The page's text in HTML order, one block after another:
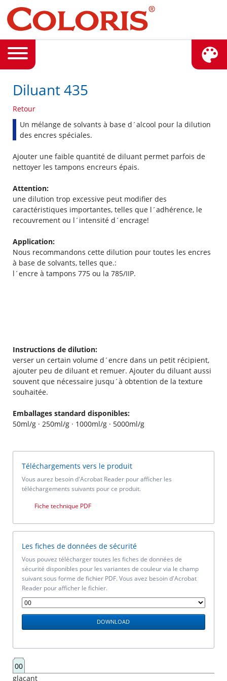
Diluant 435
Retour
Un mélange de solvants à base d´alcool pour la dilution
des encres spéciales.
Ajouter une faible quantité de diluant permet parfois de
nettoyer les tampons encreurs épais.
Attention:
une dilution trop excessive peut modifier des
caractéristiques importantes, telles que l´adhérence, le
recouvrement ou l´intensité d´encrage!
Application:
Nous recommandons cette dilution pour toutes les encres
à base de solvants, telles que.:
l´encre à tampons 775 ou la 785/IIP.
Instructions de dilution:
verser un certain volume d´encre dans un petit récipient,
ajouter peu de diluant et remuer. Ajouter du diluant aussi
souvent que nécessaire jusqu´à obtention de la texture
souhaitée.
Emballages standard disponibles:
50ml/g · 250ml/g · 1000ml/g · 5000ml/g
Téléchargements vers le produit
Vous aurez besoin d'Acrobat Reader pour afficher les
téléchargements suivants pour ce produit.
Fiche technique PDF
Les fiches de données de sécurité
Vous pouvez télécharger toutes les fiches de données de
sécurité disponibles pour les variantes de couleur via le champ
suivant sous forme de fichier PDF. Vous avez besoin d'Acrobat
Reader pour afficher le fichier.
glaçant
00